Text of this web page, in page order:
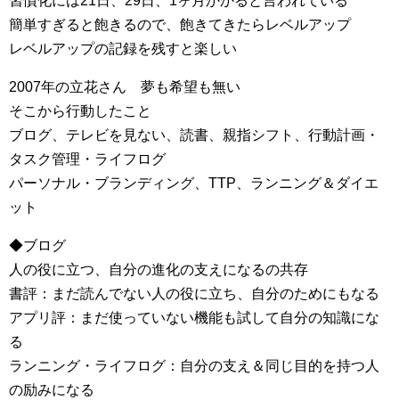
簡単すぎると飽きるので、飽きてきたらレベルアップ
レベルアップの記録を残すと楽しい
2007年の立花さん 夢も希望も無い
そこから行動したこと
ブログ、テレビを見ない、読書、親指シフト、行動計画・
タスク管理・ライフログ
パーソナル・ブランディング、TTP、ランニング＆ダイエ
ット
◆ブログ
人の役に立つ、自分の進化の支えになるの共存
書評：まだ読んでない人の役に立ち、自分のためにもなる
アプリ評：まだ使っていない機能も試して自分の知識にな
る
ランニング・ライフログ：自分の支え＆同じ目的を持つ人
の励みになる